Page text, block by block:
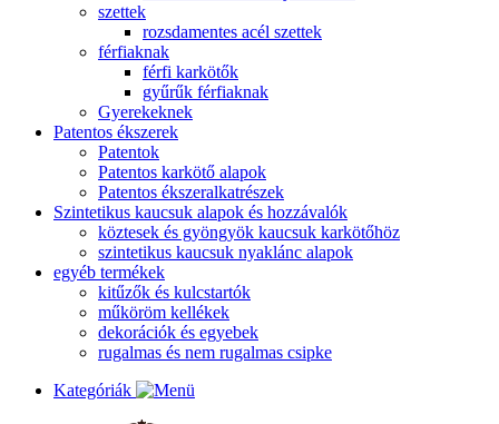
szettek
rozsdamentes acél szettek
férfiaknak
férfi karkötők
gyűrűk férfiaknak
Gyerekeknek
Patentos ékszerek
Patentok
Patentos karkötő alapok
Patentos ékszeralkatrészek
Szintetikus kaucsuk alapok és hozzávalók
köztesek és gyöngyök kaucsuk karkötőhöz
szintetikus kaucsuk nyaklánc alapok
egyéb termékek
kitűzők és kulcstartók
műköröm kellékek
dekorációk és egyebek
rugalmas és nem rugalmas csipke
Kategóriák